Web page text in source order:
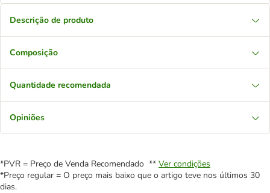
Descrição de produto
Composição
Quantidade recomendada
Opiniões
*PVR = Preço de Venda Recomendado ** Ver condições
*Preço regular = O preço mais baixo que o artigo teve nos últimos 30
dias.